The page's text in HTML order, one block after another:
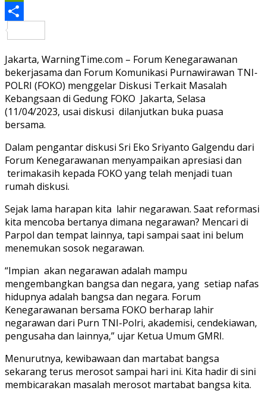
PrintFriendly
Jakarta, WarningTime.com – Forum Kenegarawanan
bekerjasama dan Forum Komunikasi Purnawirawan TNI-
POLRI (FOKO) menggelar Diskusi Terkait Masalah
Kebangsaan di Gedung FOKO Jakarta, Selasa
(11/04/2023, usai diskusi dilanjutkan buka puasa
bersama.
Dalam pengantar diskusi Sri Eko Sriyanto Galgendu dari
Forum Kenegarawanan menyampaikan apresiasi dan
terimakasih kepada FOKO yang telah menjadi tuan
rumah diskusi.
Sejak lama harapan kita lahir negarawan. Saat reformasi
kita mencoba bertanya dimana negarawan? Mencari di
Parpol dan tempat lainnya, tapi sampai saat ini belum
menemukan sosok negarawan.
“Impian akan negarawan adalah mampu
mengembangkan bangsa dan negara, yang setiap nafas
hidupnya adalah bangsa dan negara. Forum
Kenegarawanan bersama FOKO berharap lahir
negarawan dari Purn TNI-Polri, akademisi, cendekiawan,
pengusaha dan lainnya,” ujar Ketua Umum GMRI.
Menurutnya, kewibawaan dan martabat bangsa
sekarang terus merosot sampai hari ini. Kita hadir di sini
membicarakan masalah merosot martabat bangsa kita.